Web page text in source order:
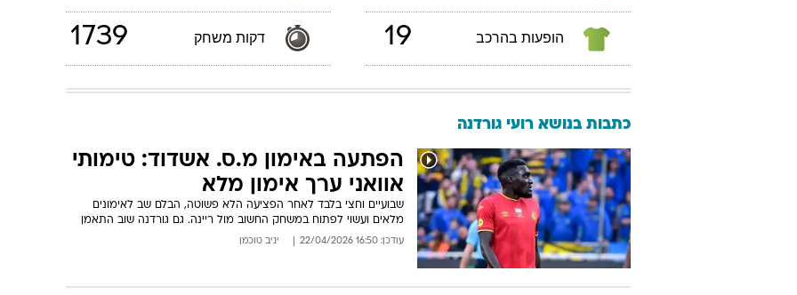
הופעות בהרכב 19 דקות משחק 1739
כתבות בנושא רועי גורדנה
הפתעה באימון מ.ס. אשדוד: טימותי
אוואני ערך אימון מלא
שבועיים וחצי בלבד לאחר הפציעה הלא פשוטה, הבלם שב לאימונים
מלאים ועשוי לפתוח במשחק החשוב מול ריינה. גם גורדנה שוב התאמן
עודכן: 16:50 22/04/2026 יניב טוכמן